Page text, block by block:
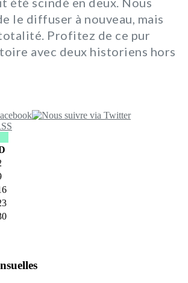
le diffuser à nouveau, mais
Profitez de ce pur
avec deux historiens hors